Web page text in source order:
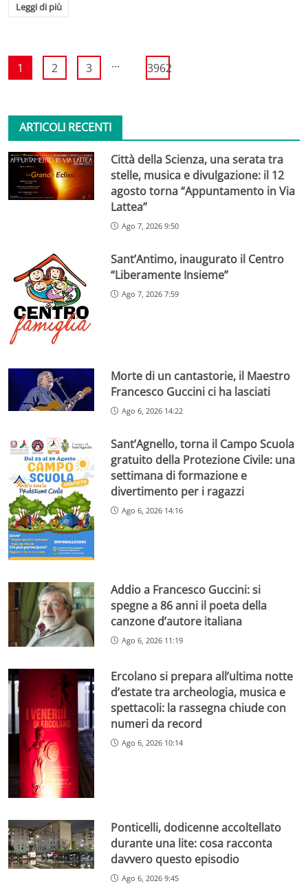
Leggi di più
1 2 3 ... 3962
ARTICOLI RECENTI
Città della Scienza, una serata tra
stelle, musica e divulgazione: il 12
agosto torna “Appuntamento in Via
Lattea”
Ago 7, 2026 9:50
Sant’Antimo, inaugurato il Centro
“Liberamente Insieme”
Ago 7, 2026 7:59
Morte di un cantastorie, il Maestro
Francesco Guccini ci ha lasciati
Ago 6, 2026 14:22
Sant’Agnello, torna il Campo Scuola
gratuito della Protezione Civile: una
settimana di formazione e
divertimento per i ragazzi
Ago 6, 2026 14:16
Addio a Francesco Guccini: si
spegne a 86 anni il poeta della
canzone d’autore italiana
Ago 6, 2026 11:19
Ercolano si prepara all’ultima notte
d’estate tra archeologia, musica e
spettacoli: la rassegna chiude con
numeri da record
Ago 6, 2026 10:14
Ponticelli, dodicenne accoltellato
durante una lite: cosa racconta
davvero questo episodio
Ago 6, 2026 9:45